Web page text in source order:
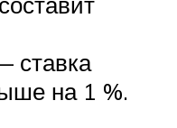
ставка
на 1 %.